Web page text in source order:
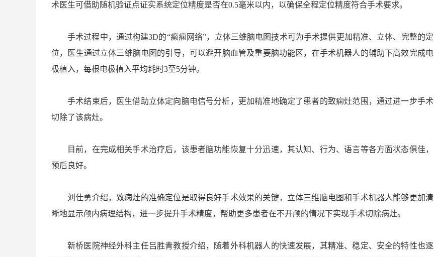
术医生可借助随机验证点证实系统定位精度是否在0.5毫米以内，以确保全程定位精度符合手术要求。
手术过程中，通过构建3D的“癫痫网络”，立体三维脑电图技术可为手术提供更加精准、立体、完整的定
位，医生通过立体三维脑电图的引导，可以避开脑血管及重要脑功能区，在手术机器人的辅助下高效完成电
极植入，每根电极植入平均耗时3至5分钟。
手术结束后，医生借助立体定向脑电信号分析，更加精准地确定了患者的致痫灶范围，通过进一步手术
切除了该病灶。
目前，在完成相关手术治疗后，该患者脑功能恢复十分迅速，其认知、行为、语言等各方面状态俱佳，
预后良好。
刘仕勇介绍，致痫灶的准确定位是取得良好手术效果的关键，立体三维脑电图和手术机器人能够更加清
晰地显示颅内病理结构，进一步提升手术精度，帮助更多患者在不开颅的情况下实现手术切除病灶。
新桥医院神经外科主任吕胜青教授介绍，随着外科机器人的快速发展，其精准、稳定、安全的特性也逐